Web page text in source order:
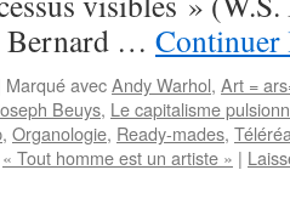
Bernard …
Marqué avecAndy Warhol, Art =
Beuys, Le capitalisme
, Organologie, Ready-mades,
« Tout homme est un artiste » |